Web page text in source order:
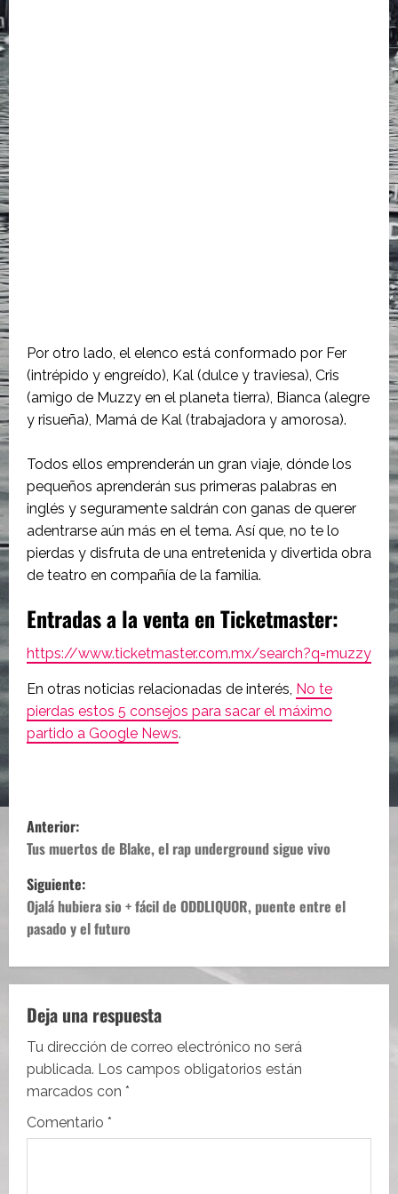
Por otro lado, el elenco está conformado por Fer
(intrépido y engreído), Kal (dulce y traviesa), Cris
(amigo de Muzzy en el planeta tierra), Bianca (alegre
y risueña), Mamá de Kal (trabajadora y amorosa).
Todos ellos emprenderán un gran viaje, dónde los
pequeños aprenderán sus primeras palabras en
inglés y seguramente saldrán con ganas de querer
adentrarse aún más en el tema. Así que, no te lo
pierdas y disfruta de una entretenida y divertida obra
de teatro en compañía de la familia.
Entradas a la venta en Ticketmaster:
https://www.ticketmaster.com.mx/search?q=muzzy
En otras noticias relacionadas de interés, No te
pierdas estos 5 consejos para sacar el máximo
partido a Google News.
N
a
v
e
g
a
c
i
ó
Anterior:
Tus muertos de Blake, el rap underground sigue vivo
Siguiente:
Ojalá hubiera sio + fácil de ODDLIQUOR, puente entre el
pasado y el futuro
Deja una respuesta
Tu dirección de correo electrónico no será
publicada. Los campos obligatorios están
marcados con *
Comentario *